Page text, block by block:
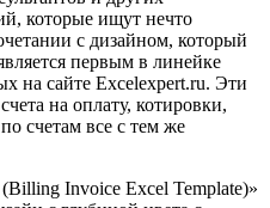
которые ищут нечто
с дизайном, который
первым в линейке
на сайте Excelexpert.ru. Эти
на оплату, котировки,
счетам все с тем же
Invoice Excel Template)»